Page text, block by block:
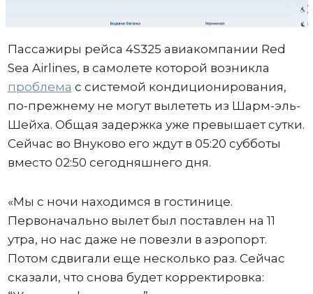
Пассажиры рейса 4S325 авиакомпании Red
Sea Airlines, в самолете которой возникла
проблема с системой кондиционирования,
по-прежнему не могут вылететь из Шарм-эль-
Шейха. Общая задержка уже превышает сутки.
Сейчас во Внуково его ждут в 05:20 субботы
вместо 02:50 сегодняшнего дня.
«Мы с ночи находимся в гостинице.
Первоначально вылет был поставлен на 11
утра, но нас даже не повезли в аэропорт.
Потом сдвигали еще несколько раз. Сейчас
сказали, что снова будет корректировка: